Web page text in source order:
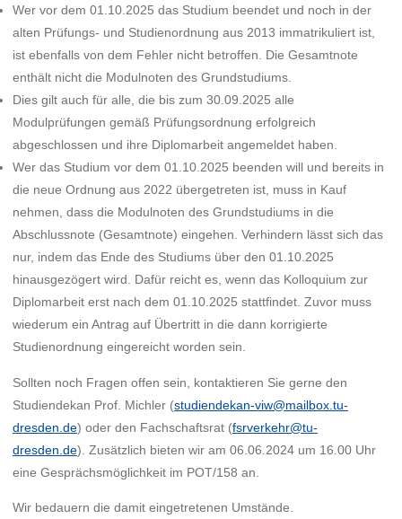
Wer vor dem 01.10.2025 das Studium beendet und noch in der
alten Prüfungs- und Studienordnung aus 2013 immatrikuliert ist,
ist ebenfalls von dem Fehler nicht betroffen. Die Gesamtnote
enthält nicht die Modulnoten des Grundstudiums.
Dies gilt auch für alle, die bis zum 30.09.2025 alle
Modulprüfungen gemäß Prüfungsordnung erfolgreich
abgeschlossen und ihre Diplomarbeit angemeldet haben.
Wer das Studium vor dem 01.10.2025 beenden will und bereits in
die neue Ordnung aus 2022 übergetreten ist, muss in Kauf
nehmen, dass die Modulnoten des Grundstudiums in die
Abschlussnote (Gesamtnote) eingehen. Verhindern lässt sich das
nur, indem das Ende des Studiums über den 01.10.2025
hinausgezögert wird. Dafür reicht es, wenn das Kolloquium zur
Diplomarbeit erst nach dem 01.10.2025 stattfindet. Zuvor muss
wiederum ein Antrag auf Übertritt in die dann korrigierte
Studienordnung eingereicht worden sein.
Sollten noch Fragen offen sein, kontaktieren Sie gerne den
Studiendekan Prof. Michler (studiendekan-viw@mailbox.tu-
dresden.de) oder den Fachschaftsrat (fsrverkehr@tu-
dresden.de). Zusätzlich bieten wir am 06.06.2024 um 16.00 Uhr
eine Gesprächsmöglichkeit im POT/158 an.
Wir bedauern die damit eingetretenen Umstände.